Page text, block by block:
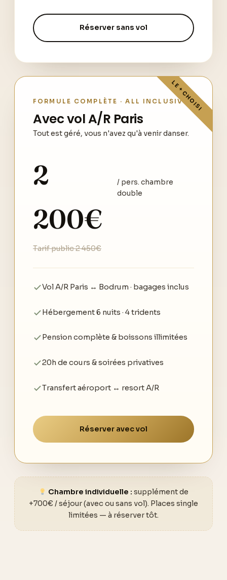
Réserver sans vol
FORMULE COMPLÈTE · ALL INCLUSIVE
Avec vol A/R Paris
Tout est géré, vous n'avez qu'à venir danser.
2
200€
/ pers. chambre
double
Tarif public 2 450€
Vol A/R Paris ↔ Bodrum · bagages inclus
Hébergement 6 nuits · 4 tridents
Pension complète & boissons illimitées
20h de cours & soirées privatives
Transfert aéroport ↔ resort A/R
Réserver avec vol
Chambre individuelle : supplément de
+700€ / séjour (avec ou sans vol). Places single
limitées — à réserver tôt.